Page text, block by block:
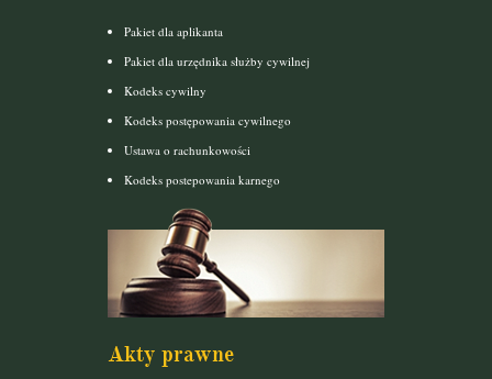
Pakiet dla aplikanta
Pakiet dla urzędnika służby cywilnej
Kodeks cywilny
Kodeks postępowania cywilnego
Ustawa o rachunkowości
Kodeks postepowania karnego
Akty prawne